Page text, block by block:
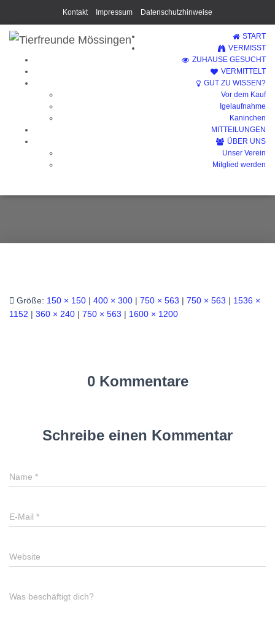
Kontakt Impressum Datenschutzhinweise
START
VERMISST
ZUHAUSE GESUCHT
VERMITTELT
GUT ZU WISSEN?
Vor dem Kauf
Igelaufnahme
Kaninchen
MITTEILUNGEN
ÜBER UNS
Unser Verein
Mitglied werden
Größe: 150 × 150 | 400 × 300 | 750 × 563 | 750 × 563 | 1536 ×
1152 | 360 × 240 | 750 × 563 | 1600 × 1200
0 Kommentare
Schreibe einen Kommentar
Name *
E-Mail *
Website
Was beschäftigt dich?